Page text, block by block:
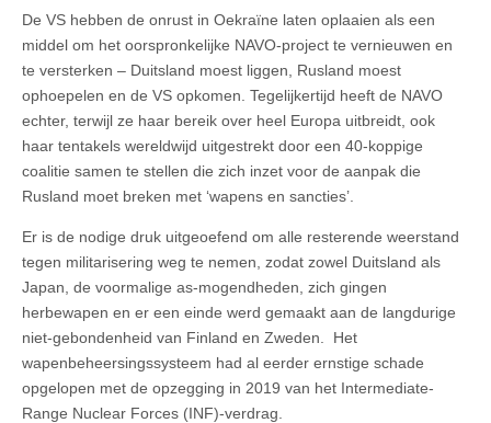
De VS hebben de onrust in Oekraïne laten oplaaien als een
middel om het oorspronkelijke NAVO-project te vernieuwen en
te versterken – Duitsland moest liggen, Rusland moest
ophoepelen en de VS opkomen. Tegelijkertijd heeft de NAVO
echter, terwijl ze haar bereik over heel Europa uitbreidt, ook
haar tentakels wereldwijd uitgestrekt door een 40-koppige
coalitie samen te stellen die zich inzet voor de aanpak die
Rusland moet breken met ‘wapens en sancties’.
Er is de nodige druk uitgeoefend om alle resterende weerstand
tegen militarisering weg te nemen, zodat zowel Duitsland als
Japan, de voormalige as-mogendheden, zich gingen
herbewapen en er een einde werd gemaakt aan de langdurige
niet-gebondenheid van Finland en Zweden. Het
wapenbeheersingssysteem had al eerder ernstige schade
opgelopen met de opzegging in 2019 van het Intermediate-
Range Nuclear Forces (INF)-verdrag.